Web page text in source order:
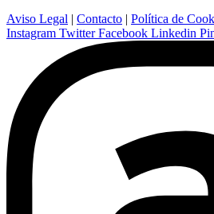
Aviso Legal | Contacto | Política de
Instagram Twitter Facebook Linkedin